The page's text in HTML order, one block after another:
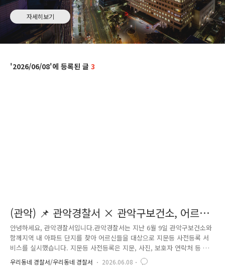
자세히보기
2026/06/08 3
(관악) 📌 관악경찰서 × 관악구보건소, 어르신
지문등 사전등록 실시
안녕하세요, 관악경찰서입니다.관악경찰서는 지난 6월 9일 관악구보건소와
함께지역 내 아파트 단지를 찾아 어르신들을 대상으로 지문등 사전등록 서
비스를 실시했습니다. 지문등 사전등록은 지문, 사진, 보호자 연락처 등 정
보를 미리 등록해 두고실종 발생 시 이를 활용하여 신속하게 신원을 확인
우리동네 경찰서/우리동네 경찰서 2026.06.08